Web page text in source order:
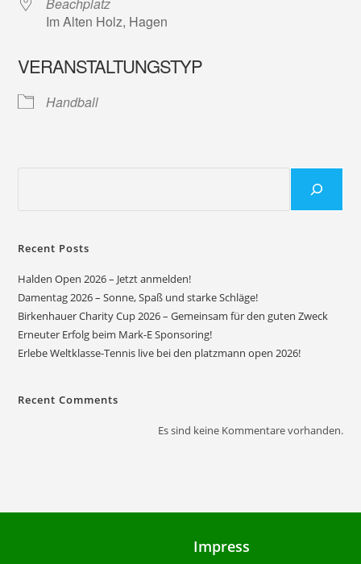
Im Alten Holz, Hagen
VERANSTALTUNGSTYP
Handball
Recent Posts
Halden Open 2026 – Jetzt anmelden!
Damentag 2026 – Sonne, Spaß und starke Schläge!
Birkenhauer Charity Cup 2026 – Gemeinsam für den guten Zweck
Erneuter Erfolg beim Mark-E Sponsoring!
Erlebe Weltklasse-Tennis live bei den platzmann open 2026!
Recent Comments
Es sind keine Kommentare vorhanden.
Impress